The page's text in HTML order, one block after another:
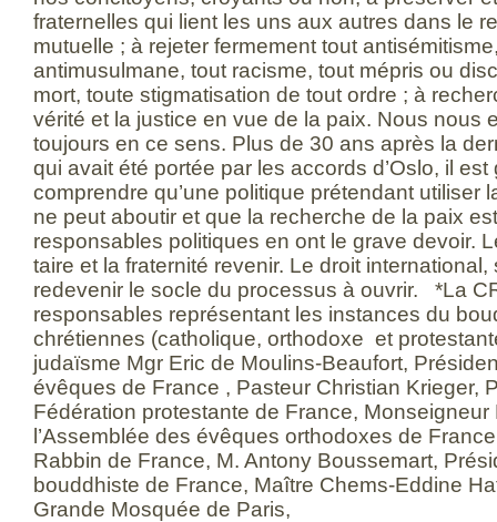
fraternelles qui lient les uns aux autres dans le
mutuelle ; à rejeter fermement tout
antimusulmane, tout racisme, tout mépris ou
mort, toute stigmatisation de tout ordre ; à
vérité et la justice en vue de la paix. Nous nous
toujours en ce sens. Plus de 30 ans après la
qui avait été portée par les accords d’Oslo, il
comprendre qu’une politique prétendant utiliser
ne peut aboutir et que la recherche de la paix
responsables politiques en ont le grave devoir.
taire et la fraternité revenir. Le droit international,
redevenir le socle du processus à ouvrir. *La
responsables représentant les instances du
chrétiennes (catholique, orthodoxe et
judaïsme Mgr Eric de Moulins-Beaufort,
évêques de France , Pasteur Christian Krieger,
Fédération protestante de France, Monseigneur
l’Assemblée des évêques orthodoxes de
Rabbin de France, M. Antony Boussemart,
bouddhiste de France, Maître Chems-Eddine
Grande Mosquée de Paris,